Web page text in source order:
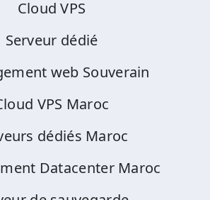
Cloud VPS
Serveur dédié
web Souverain
VPS Maroc
dédiés Maroc
Datacenter Maroc